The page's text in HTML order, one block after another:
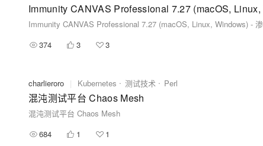
Immunity CANVAS Professional 7.27 (macOS,
Immunity CANVAS Professional 7.27 (macOS, Linux, Windows) -
374
3 3
charlieroro | Kubernetes 测试技术 Perl
混沌测试平台 Chaos Mesh
混沌测试平台 Chaos Mesh
684
1 1